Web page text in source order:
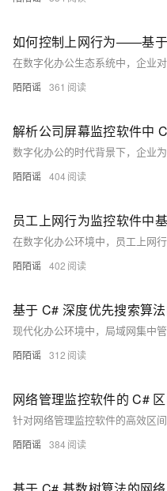
陌陌谣 361
陌陌谣 404
陌陌谣 402
陌陌谣 312
网络管理监控软件的 C#
陌陌谣 384